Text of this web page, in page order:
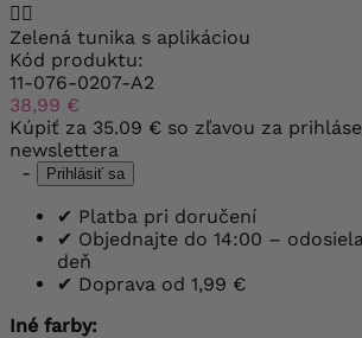

Zelená tunika s aplikáciou
Kód produktu:
11-076-0207-A2
38,99 €
Kúpiť za 35.09 € so zľavou za
newslettera
-
Prihlásiť sa
✔ Platba pri doručení
✔ Objednajte do 14:00 –
deň
✔ Doprava od 1,99 €
Iné farby: